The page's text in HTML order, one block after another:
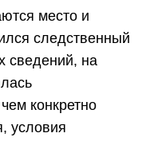
место и
следственный
сведений, на
конкретно
условия